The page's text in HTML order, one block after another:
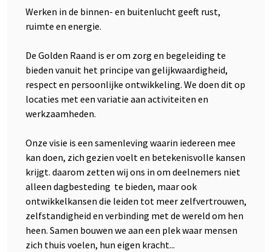
Werken in de binnen- en buitenlucht geeft rust,
ruimte en energie.
De Golden Raand is er om zorg en begeleiding te
bieden vanuit het principe van gelijkwaardigheid,
respect en persoonlijke ontwikkeling. We doen dit op
locaties met een variatie aan activiteiten en
werkzaamheden.
Onze visie is een samenleving waarin iedereen mee
kan doen, zich gezien voelt en betekenisvolle kansen
krijgt. daarom zetten wij ons in om deelnemers niet
alleen dagbesteding te bieden, maar ook
ontwikkelkansen die leiden tot meer zelfvertrouwen,
zelfstandigheid en verbinding met de wereld om hen
heen. Samen bouwen we aan een plek waar mensen
zich thuis voelen, hun eigen kracht...